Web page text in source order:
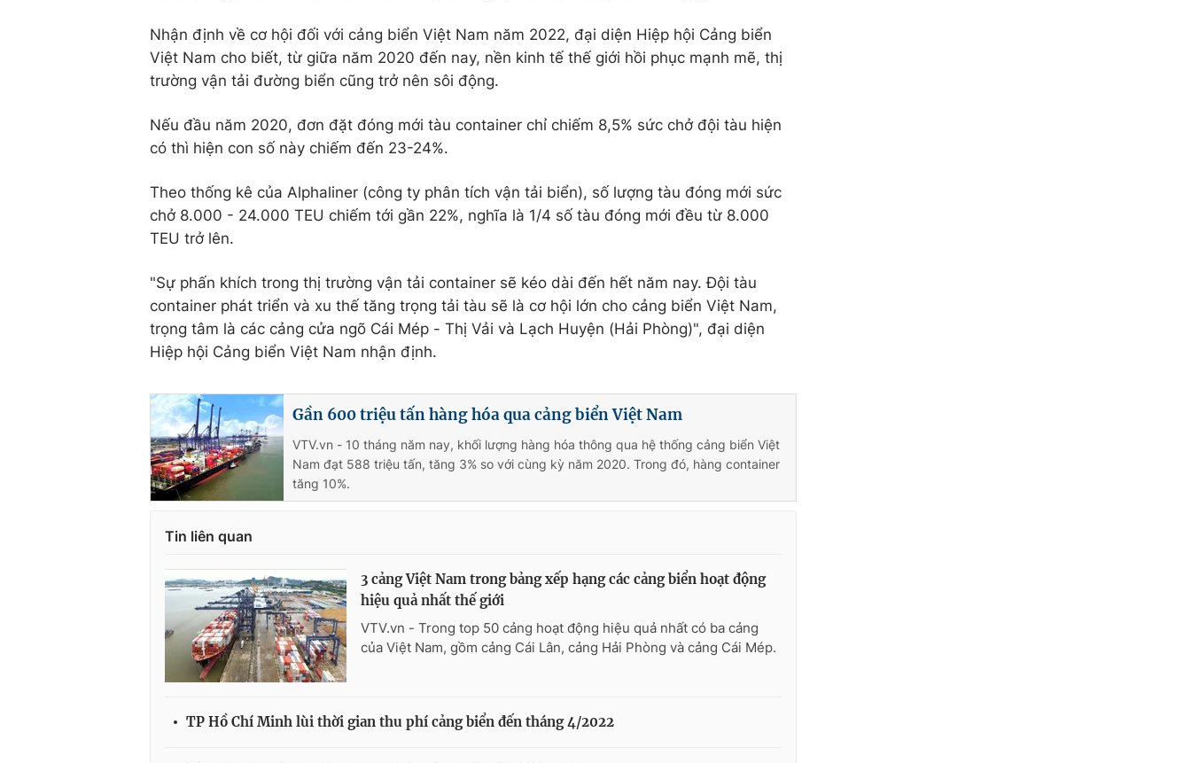
Nhận định về cơ hội đối với cảng biển Việt Nam năm 2022, đại diện Hiệp hội Cảng biển
Việt Nam cho biết, từ giữa năm 2020 đến nay, nền kinh tế thế giới hồi phục mạnh mẽ, thị
trường vận tải đường biển cũng trở nên sôi động.
Nếu đầu năm 2020, đơn đặt đóng mới tàu container chỉ chiếm 8,5% sức chở đội tàu hiện
có thì hiện con số này chiếm đến 23-24%.
Theo thống kê của Alphaliner (công ty phân tích vận tải biển), số lượng tàu đóng mới sức
chở 8.000 - 24.000 TEU chiếm tới gần 22%, nghĩa là 1/4 số tàu đóng mới đều từ 8.000
TEU trở lên.
"Sự phấn khích trong thị trường vận tải container sẽ kéo dài đến hết năm nay. Đội tàu
container phát triển và xu thế tăng trọng tải tàu sẽ là cơ hội lớn cho cảng biển Việt Nam,
trọng tâm là các cảng cửa ngõ Cái Mép - Thị Vải và Lạch Huyện (Hải Phòng)", đại diện
Hiệp hội Cảng biển Việt Nam nhận định.
Gần 600 triệu tấn hàng hóa qua cảng biển Việt Nam
VTV.vn - 10 tháng năm nay, khối lượng hàng hóa thông qua hệ thống cảng biển Việt
Nam đạt 588 triệu tấn, tăng 3% so với cùng kỳ năm 2020. Trong đó, hàng container
tăng 10%.
Tin liên quan
3 cảng Việt Nam trong bảng xếp hạng các cảng biển hoạt động
hiệu quả nhất thế giới
VTV.vn - Trong top 50 cảng hoạt động hiệu quả nhất có ba cảng
của Việt Nam, gồm cảng Cái Lân, cảng Hải Phòng và cảng Cái Mép.
TP Hồ Chí Minh lùi thời gian thu phí cảng biển đến tháng 4/2022